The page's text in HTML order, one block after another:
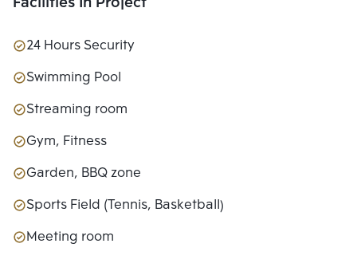
24 Hours Security
Swimming Pool
Streaming room
Gym, Fitness
Garden, BBQ zone
Sports Field (Tennis, Basketball)
Meeting room